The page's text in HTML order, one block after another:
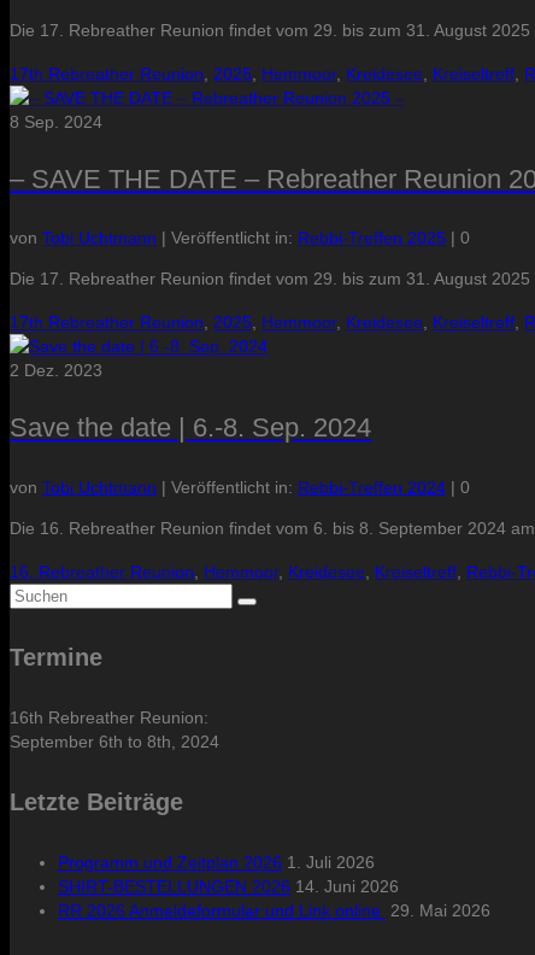
Die 17. Rebreather Reunion findet vom 29. bis zum 31. August
17th Rebreather Reunion 2025 Hemmoor, Kreidesee Kreiseltreff
8 Sep. 2024
– SAVE THE DATE – Rebreather Reunion
von Tobi Uchtmann | Veröffentlicht in: Rebbi-Treffen 2025 | 0
Die 17. Rebreather Reunion findet vom 29. bis zum 31. August
17th Rebreather Reunion, 2025, Hemmoor, Kreidesee, Kreiseltreff,
2 Dez. 2023
Save the date | 6.-8. Sep. 2024
von Tobi Uchtmann | Veröffentlicht in: Rebbi-Treffen 2024 | 0
Die 16. Rebreather Reunion findet vom 6. bis 8. September 2024
16. Rebreather Reunion Hemmoor, Kreidesee Kreiseltreff Rebbi-
Suche
Termine
16th Rebreather Reunion:
September 6th to 8th, 2024
Letzte Beiträge
Programm und Zeitplan 2026 1. Juli 2026
SHIRT-BESTELLUNGEN 2026 14. Juni 2026
RR 2026 Anmeldeformular und Link online 29. Mai 2026